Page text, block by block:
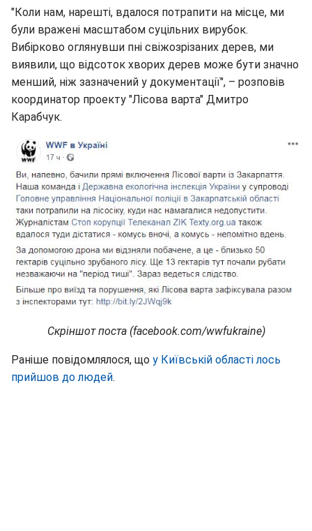
"Коли нам, нарешті, вдалося потрапити на місце, ми
були вражені масштабом суцільних вирубок.
Вибірково оглянувши пні свіжозрізаних дерев, ми
виявили, що відсоток хворих дерев може бути значно
менший, ніж зазначений у документації", – розповів
координатор проекту "Лісова варта" Дмитро
Карабчук.
Скріншот поста (facebook.com/wwfukraine)
Раніше повідомлялося, що у Київській області лось
прийшов до людей.